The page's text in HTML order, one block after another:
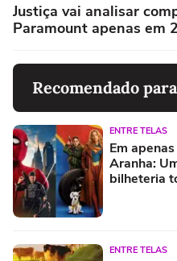
Justiça vai analisar
Paramount apenas em
Recomendado
ENTRE TELAS
Em
Aranha:
bilheteria
ENTRE TELAS